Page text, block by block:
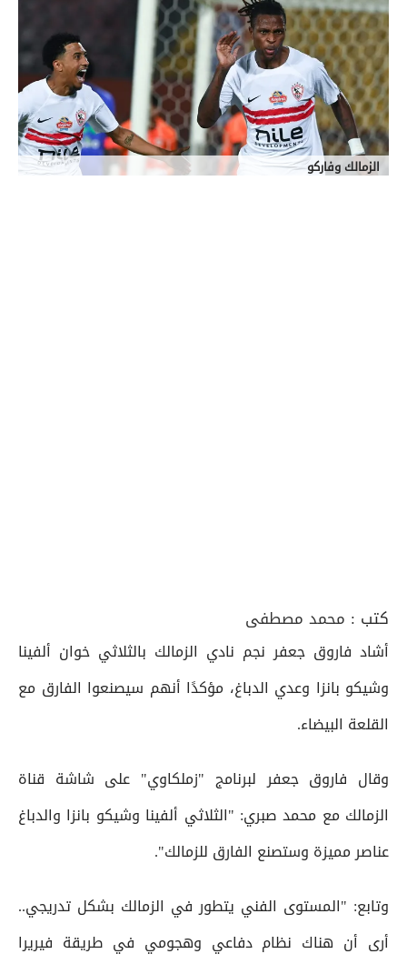
الزمالك وفاركو
كتب : محمد مصطفى
أشاد فاروق جعفر نجم نادي الزمالك بالثلاثي خوان ألفينا
وشيكو بانزا وعدي الدباغ، مؤكدًا أنهم سيصنعوا الفارق مع
القلعة البيضاء.
وقال فاروق جعفر لبرنامج "زملكاوي" على شاشة قناة
الزمالك مع محمد صبري: "الثلاثي ألفينا وشيكو بانزا والدباغ
عناصر مميزة وستصنع الفارق للزمالك".
وتابع: "المستوى الفني يتطور في الزمالك بشكل تدريجي..
أرى أن هناك نظام دفاعي وهجومي في طريقة فيريرا